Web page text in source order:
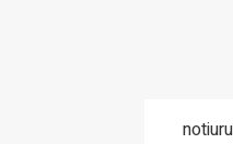
noti